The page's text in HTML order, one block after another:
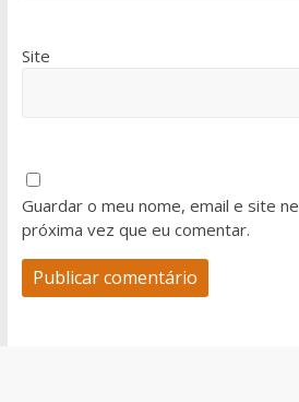
Site
Guardar o meu nome, email e site
próxima vez que eu comentar.